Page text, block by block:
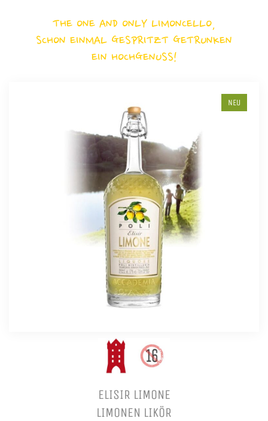
THE ONE AND ONLY LIMONCELLO,
SCHON EINMAL GESPRITZT GETRUNKEN
EIN HOCHGENUSS!
NEU
ELISIR LIMONE
LIMONEN LIKÖR